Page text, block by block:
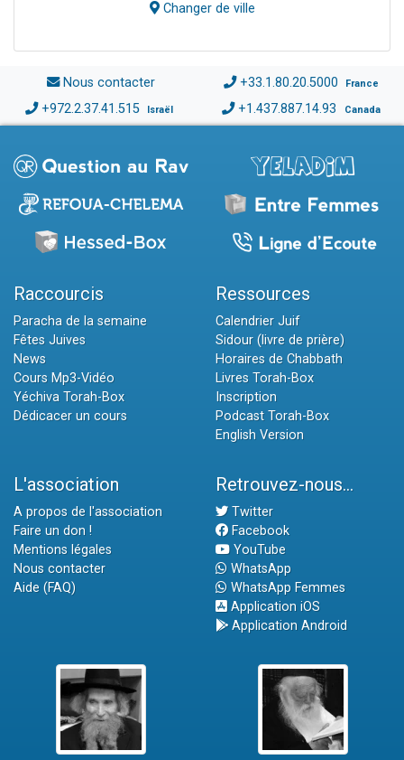
Changer de ville
Nous contacter +33.1.80.20.5000 France
+972.2.37.41.515 Israël +1.437.887.14.93 Canada
Raccourcis
Paracha de la semaine
Fêtes Juives
News
Cours Mp3-Vidéo
Yéchiva Torah-Box
Dédicacer un cours
Ressources
Calendrier Juif
Sidour (livre de prière)
Horaires de Chabbath
Livres Torah-Box
Inscription
Podcast Torah-Box
English Version
L'association
A propos de l'association
Faire un don !
Mentions légales
Nous contacter
Aide (FAQ)
Retrouvez-nous...
Twitter
Facebook
YouTube
WhatsApp
WhatsApp Femmes
Application iOS
Application Android